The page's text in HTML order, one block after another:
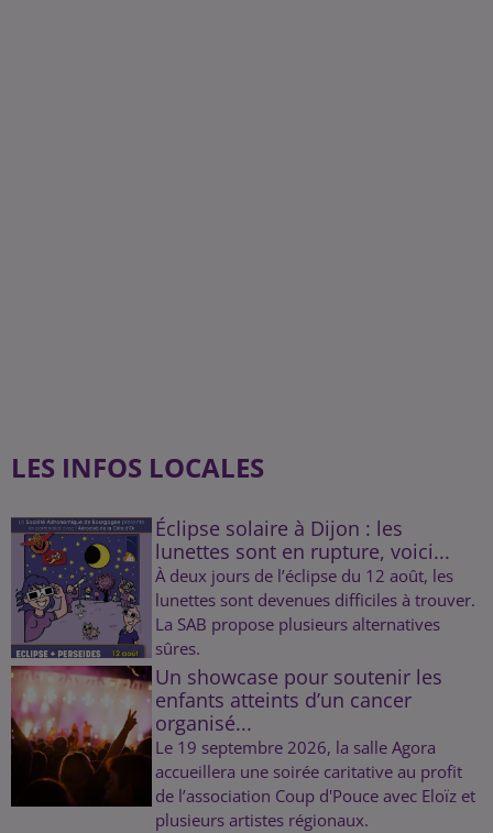
LES INFOS LOCALES
Éclipse solaire à Dijon : les
lunettes sont en rupture, voici...
À deux jours de l’éclipse du 12 août, les
lunettes sont devenues difficiles à trouver.
La SAB propose plusieurs alternatives
sûres.
Un showcase pour soutenir les
enfants atteints d’un cancer
organisé...
Le 19 septembre 2026, la salle Agora
accueillera une soirée caritative au profit
de l’association Coup d'Pouce avec Eloïz et
plusieurs artistes régionaux.